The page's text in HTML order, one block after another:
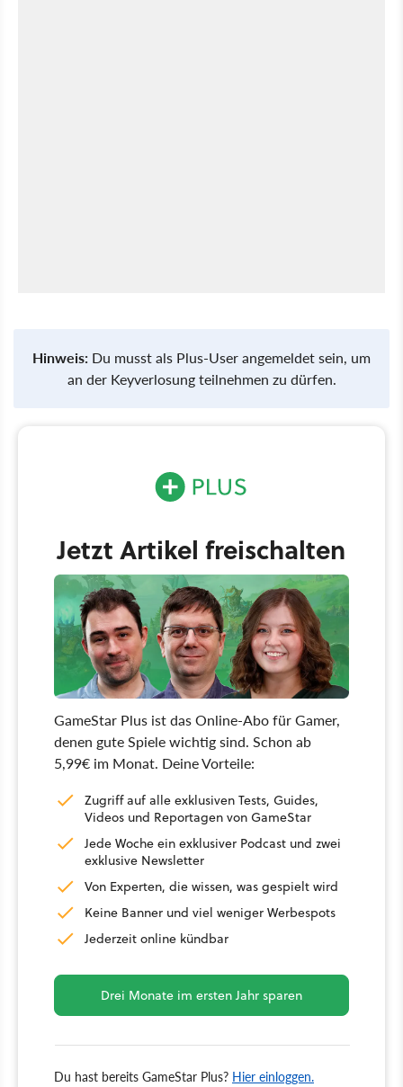
Hinweis: Du musst als Plus-User angemeldet sein, um
an der Keyverlosung teilnehmen zu dürfen.
Jetzt Artikel freischalten
GameStar Plus ist das Online-Abo für Gamer,
denen gute Spiele wichtig sind. Schon ab
5,99€ im Monat. Deine Vorteile:
Zugriff auf alle exklusiven Tests, Guides,
Videos und Reportagen von GameStar
Jede Woche ein exklusiver Podcast und zwei
exklusive Newsletter
Von Experten, die wissen, was gespielt wird
Keine Banner und viel weniger Werbespots
Jederzeit online kündbar
Drei Monate im ersten Jahr sparen
Du hast bereits GameStar Plus? Hier einloggen.